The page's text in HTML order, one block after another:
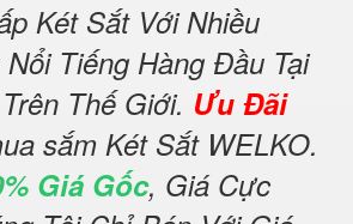
Két Sắt Với Nhiều
Tiếng Hàng Đầu Tại
Thế Giới. Ưu Đãi
sắm Két Sắt WELKO.
Giá Gốc, Giá Cực